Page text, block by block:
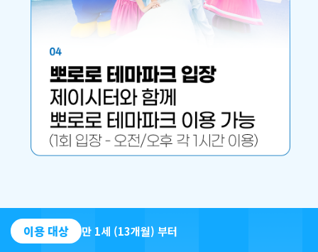
이용 대상 만 1세 (13개월) 부터